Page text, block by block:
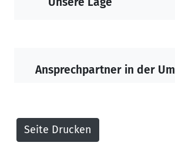
Ansprechpartner in der